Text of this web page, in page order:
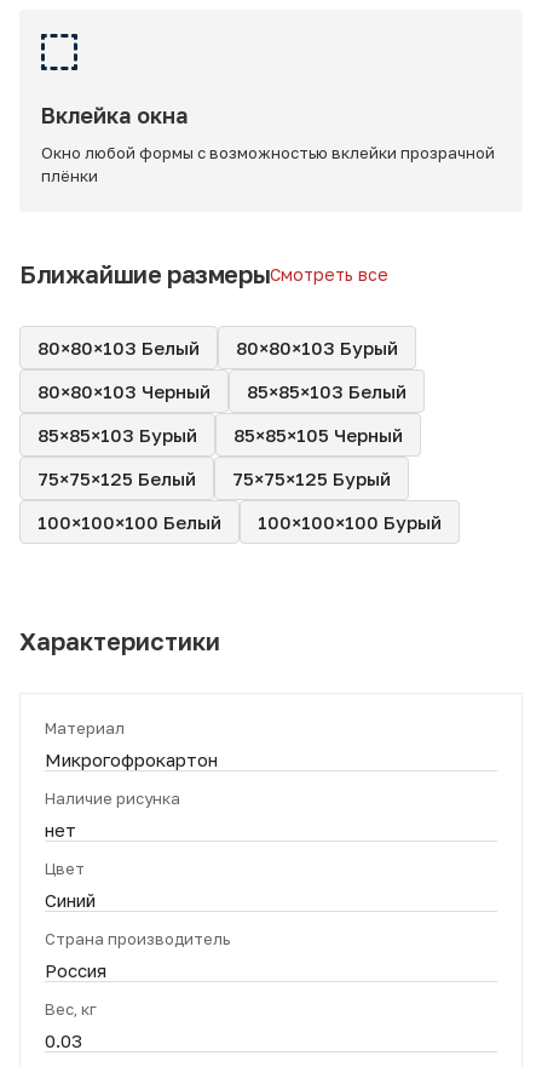
Вклейка окна
Окно любой формы с возможностью вклейки прозрачной
плёнки
Ближайшие размерыСмотреть все
80×80×103 Белый
80×80×103 Бурый
80×80×103 Черный
85×85×103 Белый
85×85×103 Бурый
85×85×105 Черный
75×75×125 Белый
75×75×125 Бурый
100×100×100 Белый
100×100×100 Бурый
Характеристики
Материал
Микрогофрокартон
Наличие рисунка
нет
Цвет
Синий
Страна производитель
Россия
Вес, кг
0.03